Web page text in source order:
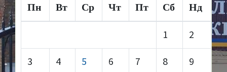
Пн Вт Ср Чт Пт Сб Нд
1 2
3 4 5 6 7 8 9